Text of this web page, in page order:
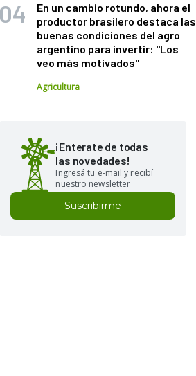
En un cambio rotundo, ahora el
productor brasilero destaca las
buenas condiciones del agro
argentino para invertir: "Los
veo más motivados"
Agricultura
¡Enterate de todas
las novedades!
Ingresá tu e-mail y recibí
nuestro newsletter
Suscribirme